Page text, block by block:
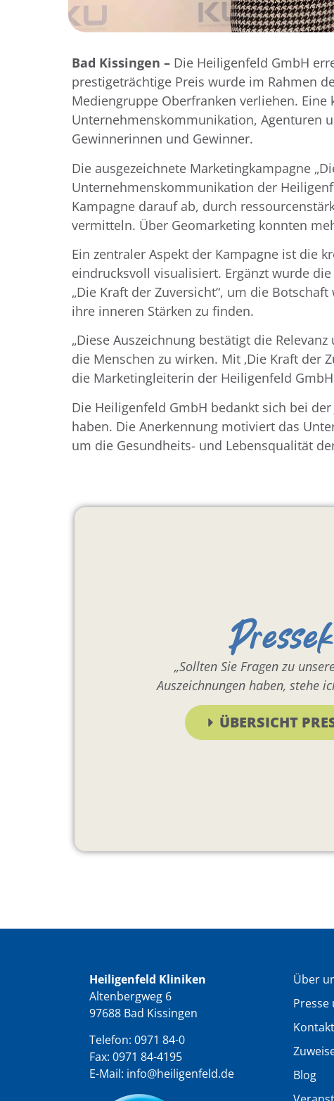
Bad Kissingen – Die Heiligenfeld GmbH
prestigeträchtige Preis wurde im Rahmen
Mediengruppe Oberfranken verliehen.
Unternehmenskommunikation, Agenturen
Gewinnerinnen und Gewinner.
Die ausgezeichnete Marketingkampagne
Unternehmenskommunikation der
Kampagne darauf ab, durch
vermitteln. Über Geomarketing konnten
Ein zentraler Aspekt der Kampagne ist die
eindrucksvoll visualisiert. Ergänzt wurde
„Die Kraft der Zuversicht“, um die
ihre inneren Stärken zu finden.
„Diese Auszeichnung bestätigt die
die Menschen zu wirken. Mit ‚Die Kraft der
die Marketingleiterin der Heiligenfeld
Die Heiligenfeld GmbH bedankt sich bei
haben. Die Anerkennung motiviert das
um die Gesundheits- und Lebensqualität
„Sollten Sie Fragen zu
Auszeichnungen haben, stehe
ÜBERSICHT
Heiligenfeld Kliniken
Altenbergweg 6
97688 Bad Kissingen
Telefon: 0971 84-0
Fax: 0971 84-4195
E-Mail: info@heiligenfeld.de
Über
Presse
Kontakt
Blog